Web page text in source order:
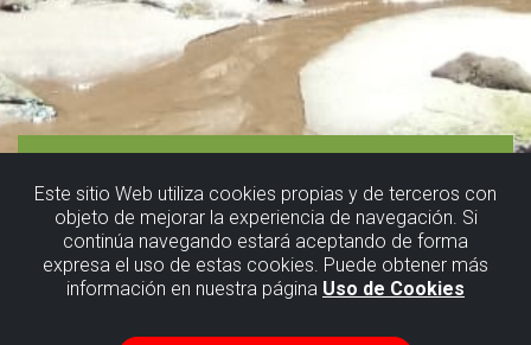
Este sitio Web utiliza cookies propias y de terceros con
objeto de mejorar la experiencia de navegación. Si
continúa navegando estará aceptando de forma
expresa el uso de estas cookies. Puede obtener más
información en nuestra página Uso de Cookies